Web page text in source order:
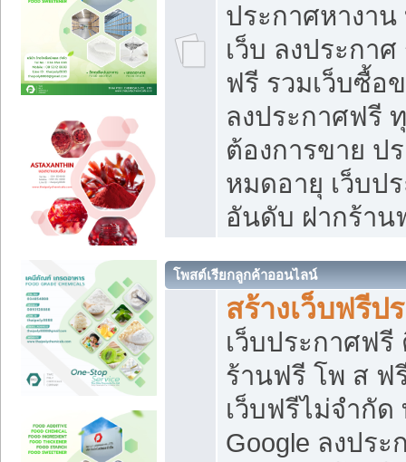
ประกาศหางา
เว็บ ลงประกา
ฟรี รวมเว็บซื้อ
ลงประกาศฟรี
ต้องการขาย ป
หมดอายุ เว็บป
อันดับ ฝากร้าน
โพสต์เรียกลูกค้าออนไลน์
สร้างเว็บฟรีป
เว็บประกาศฟ
ร้านฟรี โพ ส ฟ
เว็บฟรีไม่จำกัด
Google ลงประ